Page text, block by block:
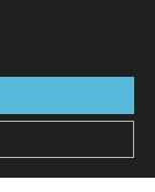
90 anos de
leitores por
em Portugal